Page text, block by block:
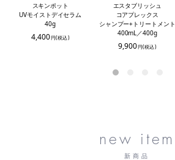
スキンポット
UVモイストデイセラム
40g
4,400円(税込)
エスタブリッシュ
コアプレックス
シャンプー+トリートメント
400mL／400g
9,900円(税込)
new item
新商品